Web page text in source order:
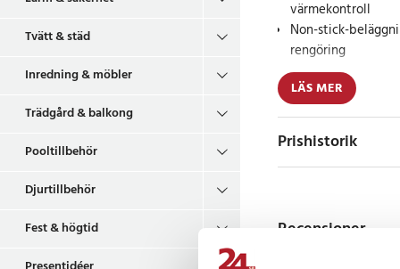
Tvätt & städ
Inredning & möbler
Trädgård & balkong
Pooltillbehör
Djurtillbehör
Fest & högtid
värmekontroll
Non-stick-
rengöring
Denna elektriska
det enkelt att
till vardags,
Med en effekt på
och sprider värmen
LÄS MER
Prishistorik
Recensioner